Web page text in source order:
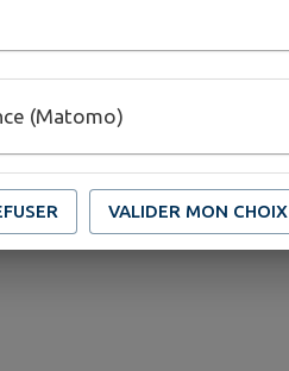
(Matomo)
VALIDER MON CHOIX